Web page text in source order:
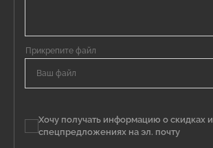
Ваш файл
Хочу получать информацию о скидках и
спецпредложениях на эл. почту